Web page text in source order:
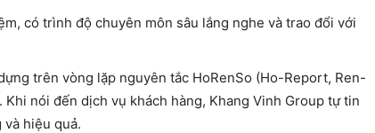
có trình độ chuyên môn sâu lắng nghe và trao đổi với
trên vòng lặp nguyên tắc HoRenSo (Ho-Report, Ren-
nói đến dịch vụ khách hàng, Khang Vinh Group tự tin
và hiệu quả.